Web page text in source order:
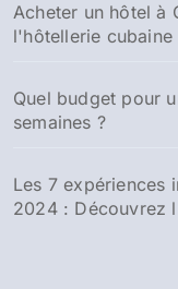
Acheter un hôtel à
l'hôtellerie cubaine
Quel budget pour
semaines ?
Les 7 expériences
2024 : Découvrez